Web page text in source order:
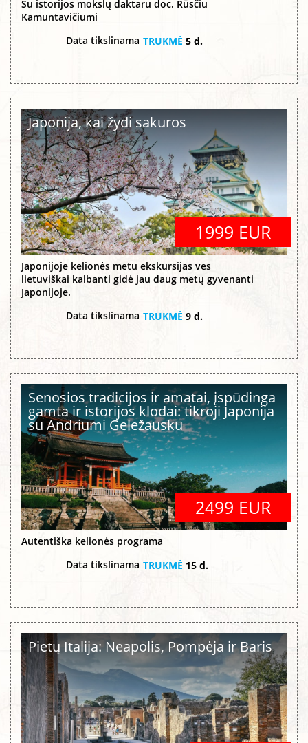
Su istorijos mokslų daktaru doc. Rūsčiu
Kamuntavičiumi
Data tikslinama TRUKMĖ 5 d.
Japonija, kai žydi sakuros
1999 EUR
Japonijoje kelionės metu ekskursijas ves
lietuviškai kalbanti gidė jau daug metų gyvenanti
Japonijoje.
Data tikslinama TRUKMĖ 9 d.
Senosios tradicijos ir amatai, įspūdinga
gamta ir istorijos klodai: tikroji Japonija
su Andriumi Geležausku
2499 EUR
Autentiška kelionės programa
Data tikslinama TRUKMĖ 15 d.
Pietų Italija: Neapolis, Pompėja ir Baris